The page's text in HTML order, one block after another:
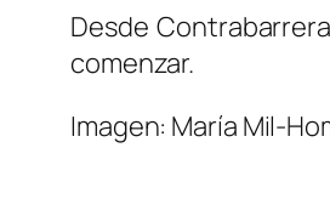
Desde
comenzar.
Imagen: María Mil-